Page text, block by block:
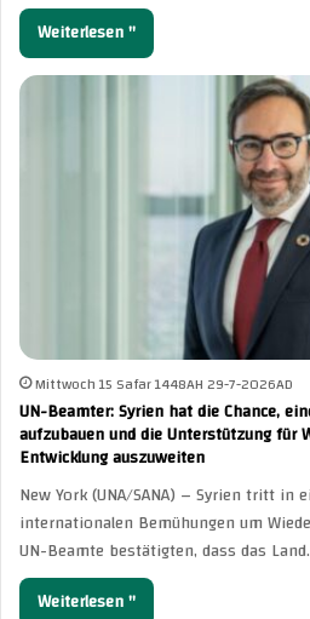
Weiterlesen "
Mittwoch 15 Safar 1448AH 29-7-2026AD
UN-Beamter: Syrien hat die Chance,
aufzubauen und die Unterstützung für
Entwicklung auszuweiten
New York (UNA/SANA) – Syrien tritt in
internationalen Bemühungen um
UN-Beamte bestätigten, dass das
Weiterlesen "